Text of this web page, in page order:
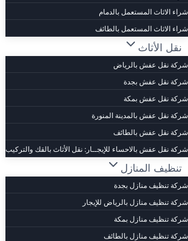
شراء الاثاث المستعمل بالدمام
شراء الاثاث المستعمل بالطائف
نقل الأثاث
شركة نقل عفش بالرياض
شركة نقل عفش بجدة
شركة نقل عفش بمكة
شركة نقل عفش بالمدينة المنورة
شركة نقل عفش بالطائف
شركة نقل عفش بالاحساء للإيجــار: نقل الأثاث بالقك والتركيب
تنظيف المنازل
شركة تنظيف منازل بجدة
شركة تنظيف منازل بالرياض للإيجار
شركة تنظيف منازل بمكة
شركة تنظيف منازل بالطائف